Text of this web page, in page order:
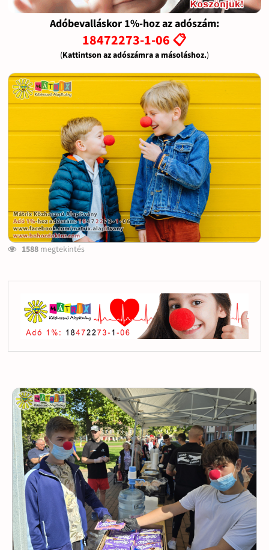
Adóbevalláskor 1%-hoz az adószám:
18472273-1-06 📋
(Kattintson az adószámra a másoláshoz.)
1588megtekintés